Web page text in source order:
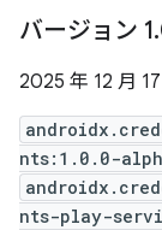
バージョン 1.
2025 年 12 月 17
nts:1.0.0-
nts-play-